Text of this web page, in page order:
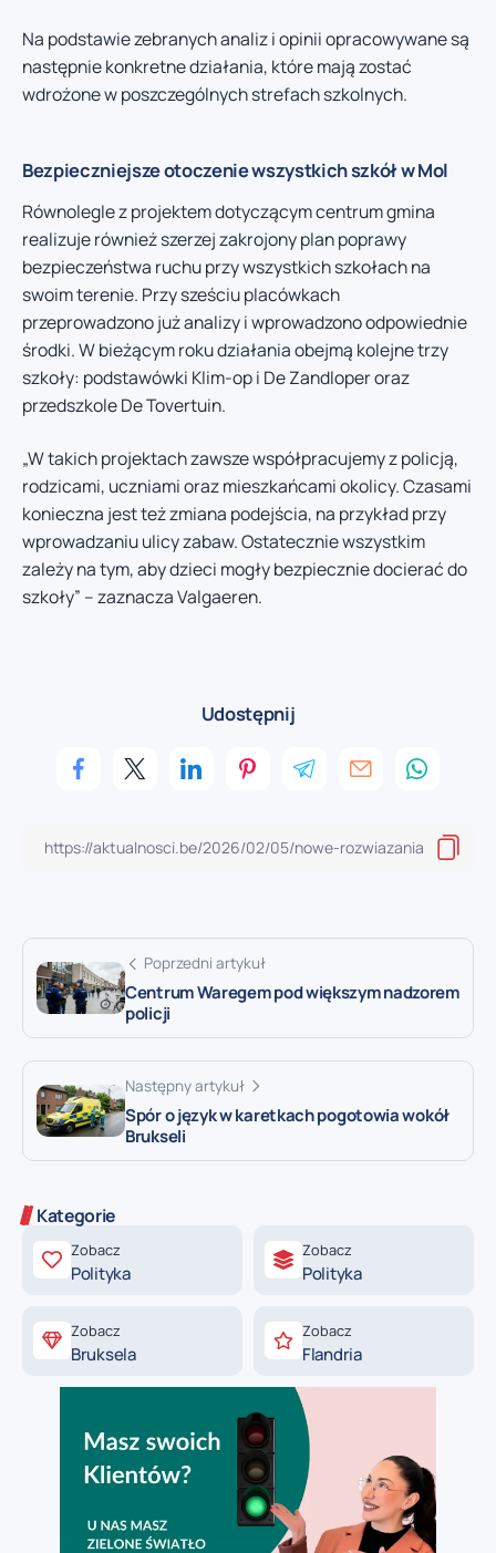
Na podstawie zebranych analiz i opinii opracowywane są
następnie konkretne działania, które mają zostać
wdrożone w poszczególnych strefach szkolnych.
Bezpieczniejsze otoczenie wszystkich szkół w Mol
Równolegle z projektem dotyczącym centrum gmina
realizuje również szerzej zakrojony plan poprawy
bezpieczeństwa ruchu przy wszystkich szkołach na
swoim terenie. Przy sześciu placówkach
przeprowadzono już analizy i wprowadzono odpowiednie
środki. W bieżącym roku działania obejmą kolejne trzy
szkoły: podstawówki Klim-op i De Zandloper oraz
przedszkole De Tovertuin.
„W takich projektach zawsze współpracujemy z policją,
rodzicami, uczniami oraz mieszkańcami okolicy. Czasami
konieczna jest też zmiana podejścia, na przykład przy
wprowadzaniu ulicy zabaw. Ostatecznie wszystkim
zależy na tym, aby dzieci mogły bezpiecznie docierać do
szkoły” – zaznacza Valgaeren.
Udostępnij
Poprzedni artykuł
Centrum Waregem pod większym nadzorem
policji
Następny artykuł
Spór o język w karetkach pogotowia wokół
Brukseli
Kategorie
Zobacz
Polityka
Zobacz
Polityka
Zobacz
Bruksela
Zobacz
Flandria